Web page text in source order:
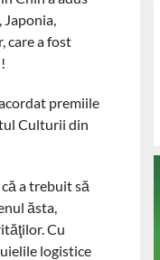
Japonia,
care a fost
premiile
Culturii din
a trebuit să
ăsta,
Cu
logistice